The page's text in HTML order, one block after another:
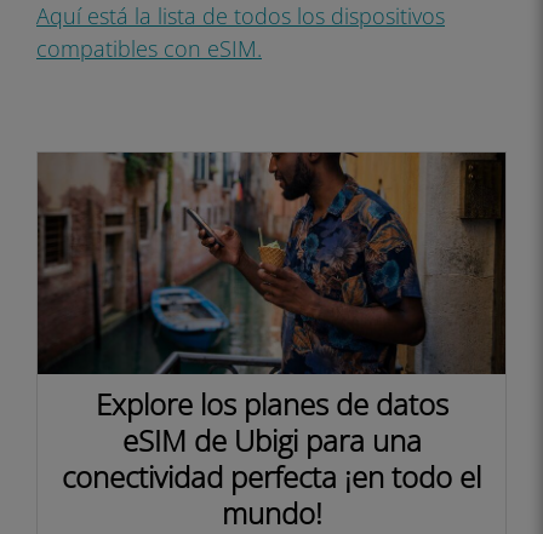
Aquí está la lista de todos los dispositivos
compatibles con eSIM.
Explore los planes de datos
eSIM de Ubigi para una
conectividad perfecta ¡en todo el
mundo!